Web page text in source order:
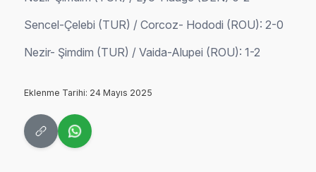
Sencel-Çelebi (TUR) / Corcoz- Hododi (ROU): 2-0
Nezir- Şimdim (TUR) / Vaida-Alupei (ROU): 1-2
Eklenme Tarihi: 24 Mayıs 2025